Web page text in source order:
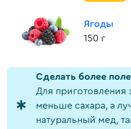
Ягоды
150 г
Cделать более
Для приготовления
меньше сахара, а
натуральный мед,